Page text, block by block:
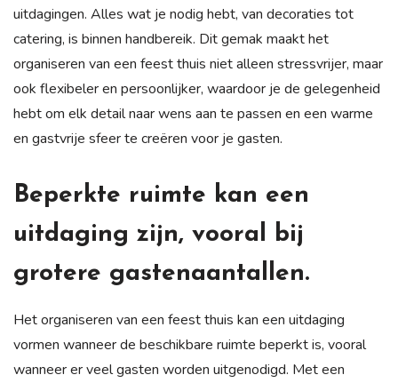
uitdagingen. Alles wat je nodig hebt, van decoraties tot
catering, is binnen handbereik. Dit gemak maakt het
organiseren van een feest thuis niet alleen stressvrijer, maar
ook flexibeler en persoonlijker, waardoor je de gelegenheid
hebt om elk detail naar wens aan te passen en een warme
en gastvrije sfeer te creëren voor je gasten.
Beperkte ruimte kan een
uitdaging zijn, vooral bij
grotere gastenaantallen.
Het organiseren van een feest thuis kan een uitdaging
vormen wanneer de beschikbare ruimte beperkt is, vooral
wanneer er veel gasten worden uitgenodigd. Met een